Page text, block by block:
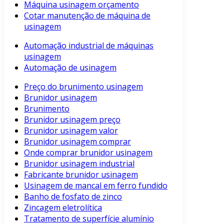
Máquina usinagem orçamento
Cotar manutenção de máquina de
usinagem
Automação industrial de máquinas
usinagem
Automação de usinagem
Preço do brunimento usinagem
Brunidor usinagem
Brunimento
Brunidor usinagem preço
Brunidor usinagem valor
Brunidor usinagem comprar
Onde comprar brunidor usinagem
Brunidor usinagem industrial
Fabricante brunidor usinagem
Usinagem de mancal em ferro fundido
Banho de fosfato de zinco
Zincagem eletrolítica
Tratamento de superfície alumínio